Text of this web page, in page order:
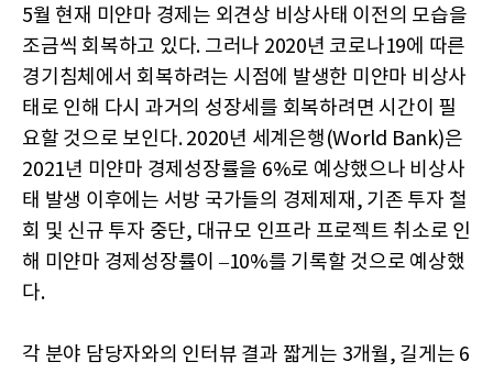
5월 현재 미얀마 경제는 외견상 비상사태 이전의 모습을
조금씩 회복하고 있다. 그러나 2020년 코로나19에 따른
경기침체에서 회복하려는 시점에 발생한 미얀마 비상사
태로 인해 다시 과거의 성장세를 회복하려면 시간이 필
요할 것으로 보인다. 2020년 세계은행(World Bank)은
2021년 미얀마 경제성장률을 6%로 예상했으나 비상사
태 발생 이후에는 서방 국가들의 경제제재, 기존 투자 철
회 및 신규 투자 중단, 대규모 인프라 프로젝트 취소로 인
해 미얀마 경제성장률이 –10%를 기록할 것으로 예상했
다.
각 분야 담당자와의 인터뷰 결과 짧게는 3개월, 길게는 6